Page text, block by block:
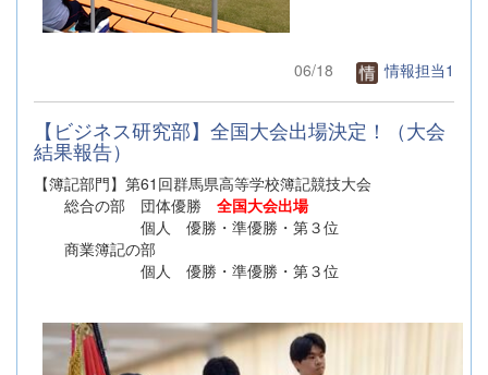
06/18 情報担当1
【ビジネス研究部】全国大会出場決定！（大会
結果報告）
【簿記部門】第61回群馬県高等学校簿記競技大会
総合の部 団体優勝 全国大会出場
個人 優勝・準優勝・第３位
商業簿記の部
個人 優勝・準優勝・第３位